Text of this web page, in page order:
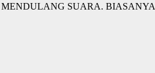
SUARA.